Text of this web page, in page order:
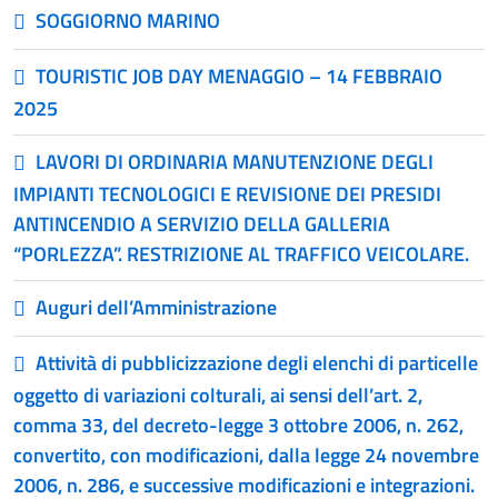
SOGGIORNO MARINO
TOURISTIC JOB DAY MENAGGIO – 14 FEBBRAIO
2025
LAVORI DI ORDINARIA MANUTENZIONE DEGLI
IMPIANTI TECNOLOGICI E REVISIONE DEI PRESIDI
ANTINCENDIO A SERVIZIO DELLA GALLERIA
“PORLEZZA”. RESTRIZIONE AL TRAFFICO VEICOLARE.
Auguri dell’Amministrazione
Attività di pubblicizzazione degli elenchi di particelle
oggetto di variazioni colturali, ai sensi dell’art. 2,
comma 33, del decreto-legge 3 ottobre 2006, n. 262,
convertito, con modificazioni, dalla legge 24 novembre
2006, n. 286, e successive modificazioni e integrazioni.